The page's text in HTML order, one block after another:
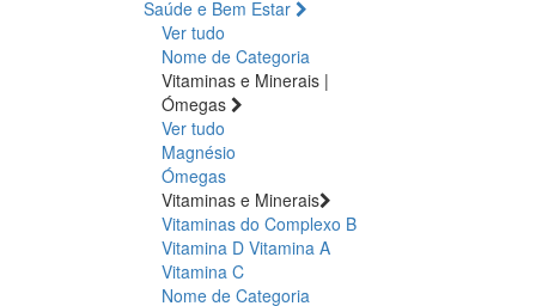
Saúde e Bem Estar
Ver tudo
Nome de Categoria
Vitaminas e Minerais |
Ómegas
Ver tudo
Magnésio
Ómegas
Vitaminas e Minerais
Vitaminas do Complexo B
Vitamina D Vitamina A
Vitamina C
Nome de Categoria